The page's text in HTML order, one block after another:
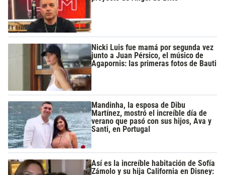
Nicki Luis fue mamá por segunda vez
junto a Juan Pérsico, el músico de
Agapornis: las primeras fotos de Bauti
Mandinha, la esposa de Dibu
Martínez, mostró el increíble día de
verano que pasó con sus hijos, Ava y
Santi, en Portugal
Así es la increíble habitación de Sofía
Zámolo y su hija California en Disney: